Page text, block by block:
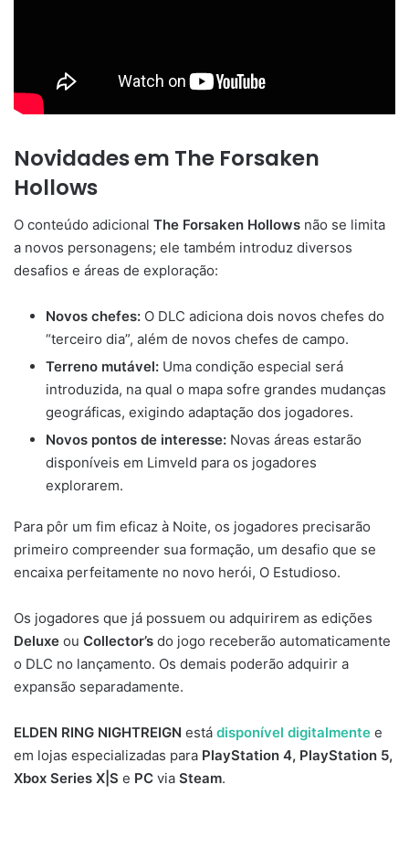
Novidades em The Forsaken
Hollows
O conteúdo adicional The Forsaken Hollows não se limita
a novos personagens; ele também introduz diversos
desafios e áreas de exploração:
Novos chefes: O DLC adiciona dois novos chefes do
“terceiro dia”, além de novos chefes de campo.
Terreno mutável: Uma condição especial será
introduzida, na qual o mapa sofre grandes mudanças
geográficas, exigindo adaptação dos jogadores.
Novos pontos de interesse: Novas áreas estarão
disponíveis em Limveld para os jogadores
explorarem.
Para pôr um fim eficaz à Noite, os jogadores precisarão
primeiro compreender sua formação, um desafio que se
encaixa perfeitamente no novo herói, O Estudioso.
Os jogadores que já possuem ou adquirirem as edições
Deluxe ou Collector’s do jogo receberão automaticamente
o DLC no lançamento. Os demais poderão adquirir a
expansão separadamente.
ELDEN RING NIGHTREIGN está disponível digitalmente e
em lojas especializadas para PlayStation 4, PlayStation 5,
Xbox Series X|S e PC via Steam.